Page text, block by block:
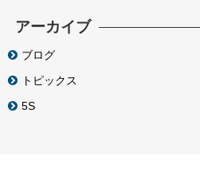
アーカイブ
ブログ
トピックス
5S